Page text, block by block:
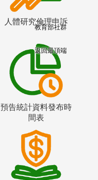
人體研究倫理申訴
預告統計資料發布時
間表
教育部社群
返回最頂端